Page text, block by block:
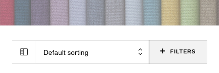
Accent Fabrics
Body Fabrics
Default sorting FILTERS